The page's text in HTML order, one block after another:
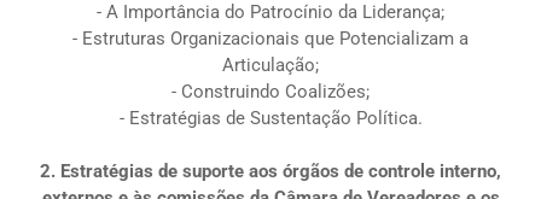
- A Importância do Patrocínio da Liderança;
- Estruturas Organizacionais que Potencializam a
Articulação;
- Construindo Coalizões;
- Estratégias de Sustentação Política.
2. Estratégias de suporte aos órgãos de controle interno,